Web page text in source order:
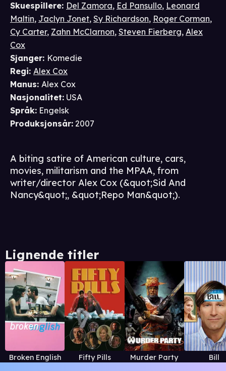
Skuespillere: Del Zamora, Ed Pansullo, Leonard
Maltin, Jaclyn Jonet, Sy Richardson, Roger Corman,
Cy Carter, Zahn McClarnon, Steven Fierberg, Alex
Cox
Sjanger: Komedie
Regi: Alex Cox
Manus: Alex Cox
Nasjonalitet: USA
Språk: Engelsk
Produksjonsår: 2007
A biting satire of American culture, cars,
movies, militarism and the MPAA, from
writer/director Alex Cox (&quot;Sid And
Nancy&quot;, &quot;Repo Man&quot;).
Lignende titler
Broken English Fifty Pills Murder Party Bill